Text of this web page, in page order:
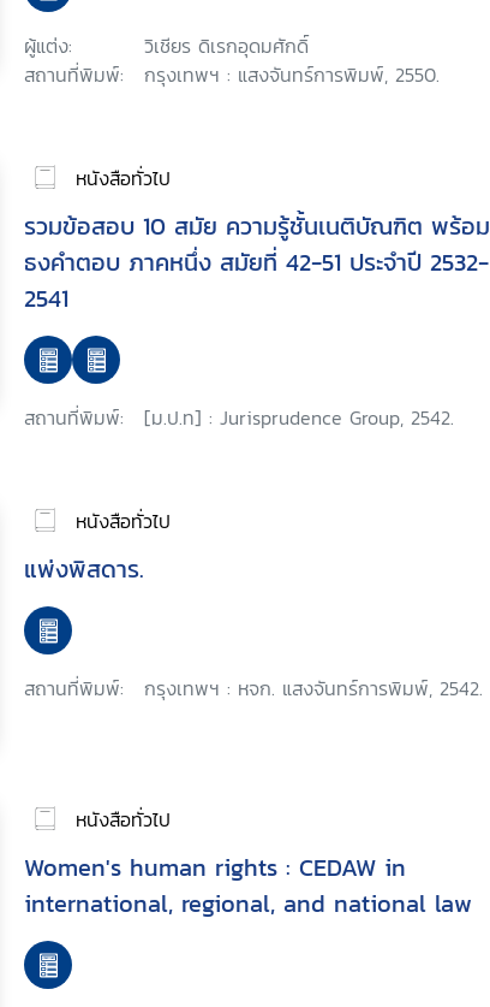
ผู้แต่ง:
วิเชียร ดิเรกอุดมศักดิ์
สถานที่พิมพ์:
กรุงเทพฯ : แสงจันทร์การพิมพ์, 2550.
หนังสือทั่วไป
รวมข้อสอบ 10 สมัย ความรู้ชั้นเนติบัณฑิต พร้อม
ธงคำตอบ ภาคหนึ่ง สมัยที่ 42-51 ประจำปี 2532-
2541
สถานที่พิมพ์: [ม.ป.ท] : Jurisprudence Group, 2542.
หนังสือทั่วไป
แพ่งพิสดาร.
สถานที่พิมพ์: กรุงเทพฯ : หจก. แสงจันทร์การพิมพ์, 2542.
หนังสือทั่วไป
Women's human rights : CEDAW in
international, regional, and national law